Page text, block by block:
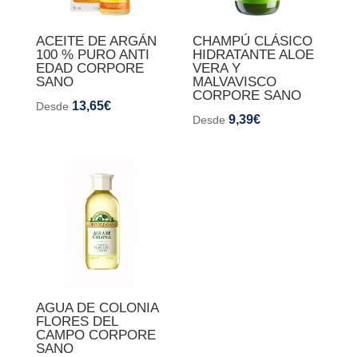
ACEITE DE ARGÁN
100 % PURO ANTI
EDAD CORPORE
SANO
Desde 13,65€
CHAMPÚ CLÁSICO
HIDRATANTE ALOE
VERA Y
MALVAVISCO
CORPORE SANO
Desde9,39€
AGUA DE COLONIA
FLORES DEL
CAMPO CORPORE
SANO